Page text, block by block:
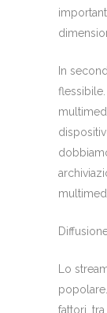
In
Lo
fattori,